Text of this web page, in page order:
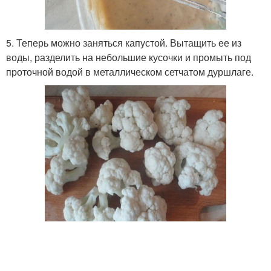
5. Теперь можно заняться капустой. Вытащить ее из
воды, разделить на небольшие кусочки и промыть под
проточной водой в металлическом сетчатом дуршлаге.